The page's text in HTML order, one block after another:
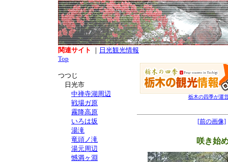
関連サイト ｜ 日光観光情報
Top
つつじ
日光市
中禅寺湖周辺
戦場ガ原
霧降高原
いろは坂
湯滝
竜頭ノ滝
湯元周辺
憾満ヶ淵
栃木の四季が運
[前の画像]
咲き始